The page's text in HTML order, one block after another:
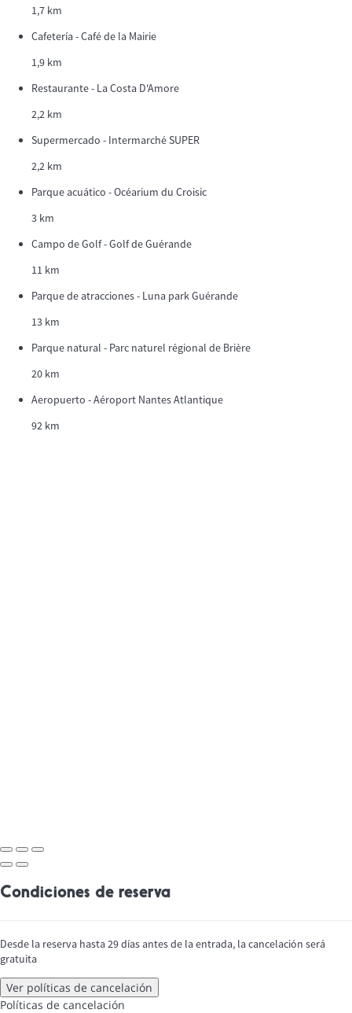
1,7 km
Cafetería - Café de la Mairie
1,9 km
Restaurante - La Costa D'Amore
2,2 km
Supermercado - Intermarché SUPER
2,2 km
Parque acuático - Océarium du Croisic
3 km
Campo de Golf - Golf de Guérande
11 km
Parque de atracciones - Luna park Guérande
13 km
Parque natural - Parc naturel régional de Brière
20 km
Aeropuerto - Aéroport Nantes Atlantique
92 km
Condiciones de reserva
Desde la reserva hasta 29 días antes de la entrada, la cancelación será
gratuita
Ver políticas de cancelación
Políticas de cancelación